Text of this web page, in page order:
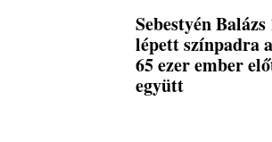
Sebestyén
lépett színpadra
65 ezer ember
együtt